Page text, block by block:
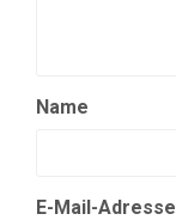
Name
E-Mail-Adresse